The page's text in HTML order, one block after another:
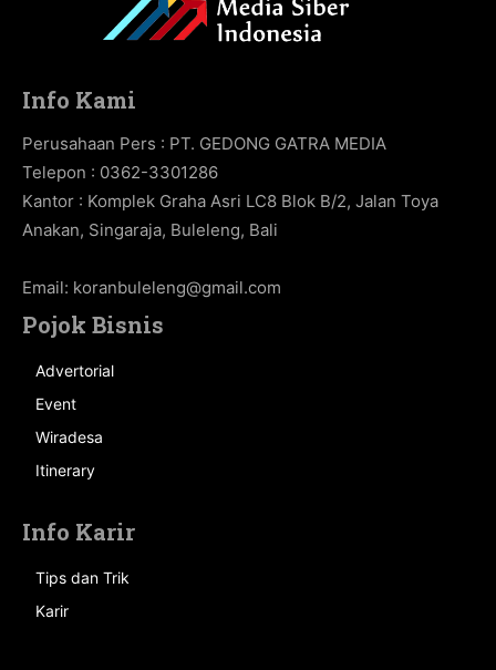
Info Kami
Perusahaan Pers : PT. GEDONG GATRA MEDIA
Telepon : 0362-3301286
Kantor : Komplek Graha Asri LC8 Blok B/2, Jalan Toya
Anakan, Singaraja, Buleleng, Bali
Email: koranbuleleng@gmail.com
Pojok Bisnis
Advertorial
Event
Wiradesa
Itinerary
Info Karir
Tips dan Trik
Karir